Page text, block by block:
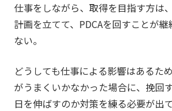
仕事をしながら、取得を目指す方は
計画を立てて、PDCAを回すことが
ない。
どうしても仕事による影響はあるた
がうまくいかなかった場合に、挽回
日を伸ばすのか対策を練る必要が出